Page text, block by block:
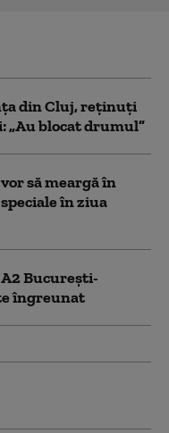
din Cluj, reținuți
„Au blocat drumul”
să meargă în
în ziua
București-
îngreunat